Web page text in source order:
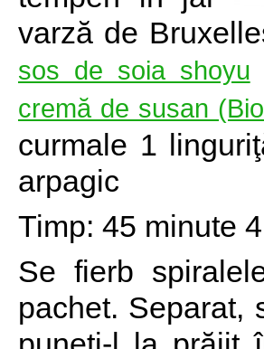
varză de
sos de soia shoyu
cremă de susan
curmale 1
arpagic
Timp: 45 minute
Se fierb
pachet. Separat,